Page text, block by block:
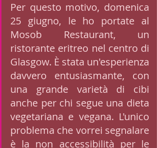
Per questo motivo, domenica
25 giugno, le ho portate al
Mosob Restaurant, un
ristorante eritreo nel centro di
Glasgow. È stata un'esperienza
davvero entusiasmante, con
una grande varietà di cibi
anche per chi segue una dieta
vegetariana e vegana. L'unico
problema che vorrei segnalare
è la non accessibilità per le